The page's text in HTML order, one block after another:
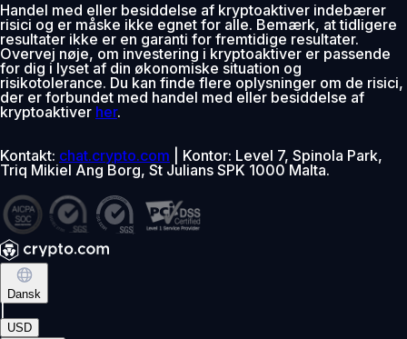
Handel med eller besiddelse af kryptoaktiver indebærer
risici og er måske ikke egnet for alle. Bemærk, at tidligere
resultater ikke er en garanti for fremtidige resultater.
Overvej nøje, om investering i kryptoaktiver er passende
for dig i lyset af din økonomiske situation og
risikotolerance. Du kan finde flere oplysninger om de risici,
der er forbundet med handel med eller besiddelse af
kryptoaktiver her.
Kontakt: chat.crypto.com | Kontor: Level 7, Spinola Park,
Triq Mikiel Ang Borg, St Julians SPK 1000 Malta.
Dansk
USD